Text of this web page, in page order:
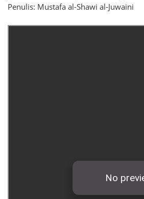
Penulis: Mustafa al-Shawi al-Juwaini